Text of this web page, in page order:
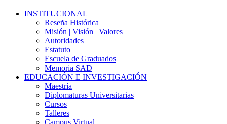
Close
INSTITUCIONAL
Reseña Histórica
Misión | Visión | Valores
Autoridades
Estatuto
Escuela de Graduados
Memoria SAD
EDUCACIÓN E INVESTIGACIÓN
Maestría
Diplomaturas Universitarias
Cursos
Talleres
Campus Virtual